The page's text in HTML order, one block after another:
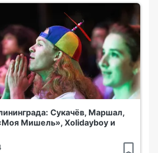
Сукачёв, Маршал,
Мишель», Xolidayboy и